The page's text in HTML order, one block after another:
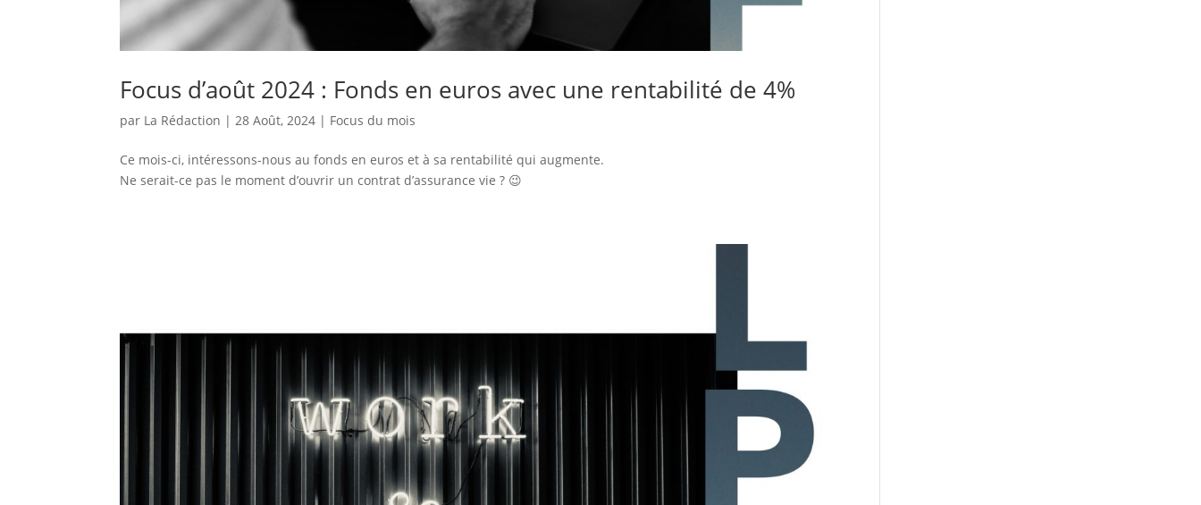
Focus d’août 2024 : Fonds en euros avec une rentabilité de 4%
par La Rédaction |28 Août, 2024 | Focus du mois
Ce mois-ci, intéressons-nous au fonds en euros et à sa rentabilité qui augmente.
Ne serait-ce pas le moment d’ouvrir un contrat d’assurance vie ? 😉